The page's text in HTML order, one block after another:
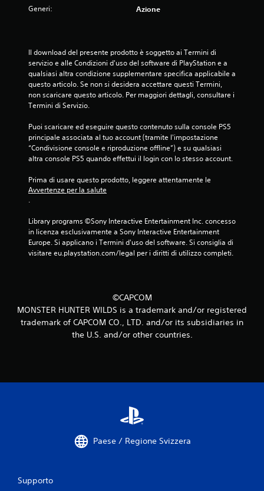
u
c
i
q
u
a
7
a
Generi: Azione
Il download del presente prodotto è soggetto ai Termini di
servizio e alle Condizioni d'uso del software di PlayStation e a
qualsiasi altra condizione supplementare specifica applicabile a
questo articolo. Se non si desidera accettare questi Termini,
non scaricare questo articolo. Per maggiori dettagli, consultare i
Termini di Servizio.
Puoi scaricare ed eseguire questo contenuto sulla console PS5
principale associata al tuo account (tramite l'impostazione
“Condivisione console e riproduzione offline”) e su qualsiasi
altra console PS5 quando effettui il login con lo stesso account.
Prima di usare questo prodotto, leggere attentamente le
Avvertenze per la salute
.
Library programs ©Sony Interactive Entertainment Inc. concesso
in licenza esclusivamente a Sony Interactive Entertainment
Europe. Si applicano i Termini d'uso del software. Si consiglia di
visitare eu.playstation.com/legal per i diritti di utilizzo completi.
©CAPCOM
MONSTER HUNTER WILDS is a trademark and/or registered
trademark of CAPCOM CO., LTD. and/or its subsidiaries in
the U.S. and/or other countries.
Paese / Regione Svizzera
Supporto